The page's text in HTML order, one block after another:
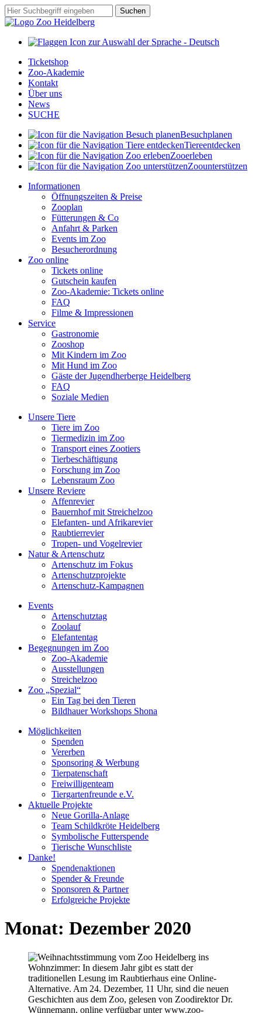
Zum
Hauptinhalt
springen
Suchbegriff Suchen
Ticketshop
Zoo-Akademie
Kontakt
Über uns
News
SUCHE
Besuchplanen
Tiereentdecken
Zooerleben
Zoounterstützen
Informationen
Öffnungszeiten & Preise
Zooplan
Fütterungen & Co
Anfahrt & Parken
Events im Zoo
Besucherordnung
Zoo online
Tickets online
Gutschein kaufen
Zoo-Akademie: Tickets online
FAQ
Filme & Impressionen
Service
Gastronomie
Zooshop
Mit Kindern im Zoo
Mit Hund im Zoo
Gäste der Jugendherberge Heidelberg
FAQ
Soziale Medien
Unsere Tiere
Tiere im Zoo
Tiermedizin im Zoo
Transport eines Zootiers
Tierbeschäftigung
Forschung im Zoo
Lebensraum Zoo
Unsere Reviere
Affenrevier
Bauernhof mit Streichelzoo
Elefanten- und Afrikarevier
Raubtierrevier
Tropen- und Vogelrevier
Natur & Artenschutz
Artenschutz im Fokus
Artenschutzprojekte
Artenschutz-Kampagnen
Events
Artenschutztag
Zoolauf
Elefantentag
Begegnungen im Zoo
Zoo-Akademie
Ausstellungen
Streichelzoo
Zoo „Spezial“
Ein Tag bei den Tieren
Bildhauer Workshops Shona
Möglichkeiten
Spenden
Vererben
Sponsoring & Werbung
Tierpatenschaft
Freiwilligenteam
Tiergartenfreunde e.V.
Aktuelle Projekte
Neue Gorilla-Anlage
Team Schildkröte Heidelberg
Symbolische Futterspende
Tierische Wunschliste
Danke!
Spendenaktionen
Spender & Freunde
Sponsoren & Partner
Erfolgreiche Projekte
Monat: Dezember 2020